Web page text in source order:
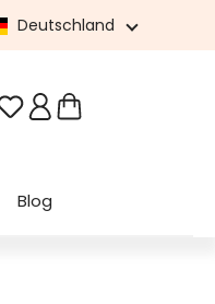
Deutschland
Du hast 0 Produkte
Blog